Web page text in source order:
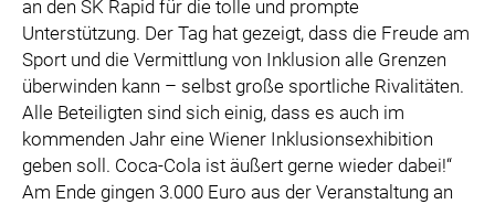
an den SK Rapid für die tolle und prompte
Unterstützung. Der Tag hat gezeigt, dass die Freude am
Sport und die Vermittlung von Inklusion alle Grenzen
überwinden kann – selbst große sportliche Rivalitäten.
Alle Beteiligten sind sich einig, dass es auch im
kommenden Jahr eine Wiener Inklusionsexhibition
geben soll. Coca-Cola ist äußert gerne wieder dabei!“
Am Ende gingen 3.000 Euro aus der Veranstaltung an